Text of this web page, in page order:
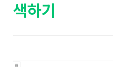
색하기